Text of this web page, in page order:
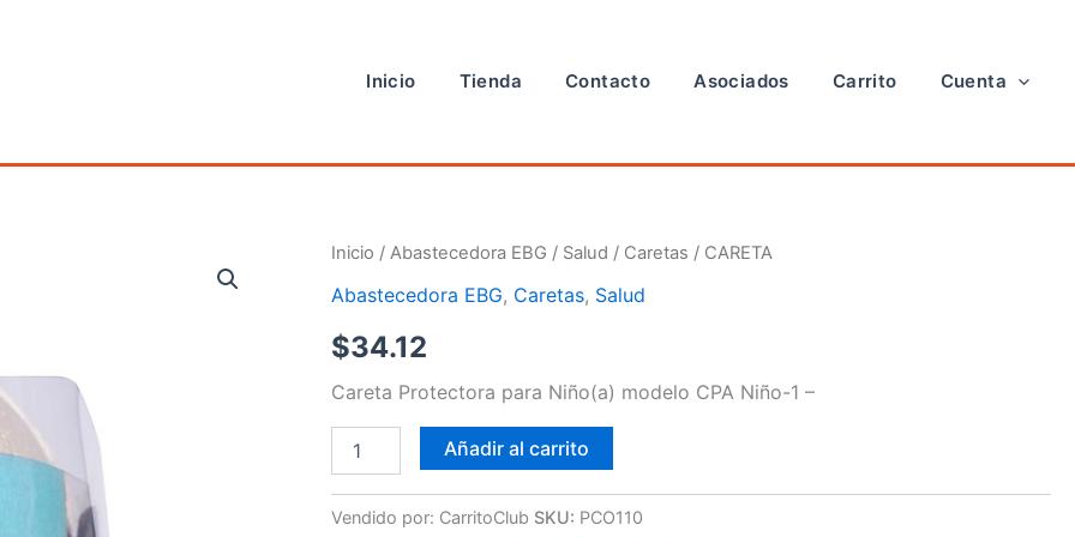
Inicio Tienda Contacto Asociados Carrito Cuenta
Inicio /Abastecedora EBG / Salud / Caretas / CARETA
Abastecedora EBG, Caretas, Salud
$34.12
Careta Protectora para Niño(a) modelo CPA Niño-1 –
CARETA
Añadir al carrito
Vendido por: CarritoClub SKU: PCO110